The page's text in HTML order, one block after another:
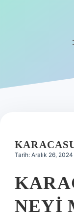
Hakkımızda
Tarih: Aralık 26, 2024
NEYI